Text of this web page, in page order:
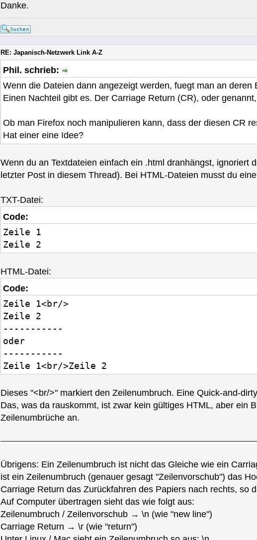
Danke.
RE: Japanisch-Netzwerk Link A-Z
Phil. schrieb:
Wenn die Dateien dann angezeigt werden, fuegt man an
Einen Nachteil gibt es. Der Carriage Return (CR), oder
Ob man Firefox noch manipulieren kann, dass der diesen CR
Hat einer eine Idee?
Wenn du an Textdateien einfach ein .html dranhängst,
letzter Post in diesem Thread). Bei HTML-Dateien musst du
TXT-Datei:
Code:
Zeile 1
Zeile 2
HTML-Datei:
Code:
Zeile 1<br/>
Zeile 2
-----------
oder
-----------
Zeile 1<br/>Zeile 2
Dieses "<br/>" markiert den Zeilenumbruch. Eine Quick-and-
Das, was da rauskommt, ist zwar kein gültiges HTML, aber ein
Zeilenumbrüche an.
Übrigens: Ein Zeilenumbruch ist nicht das Gleiche wie ein
ist ein Zeilenumbruch (genauer gesagt "Zeilenvorschub") das
Carriage Return das Zurückfahren des Papiers nach rechts, so
Auf Computer übertragen sieht das wie folgt aus:
Zeilenumbruch / Zeilenvorschub → \n (wie "new line")
Carriage Return → \r (wie "return")